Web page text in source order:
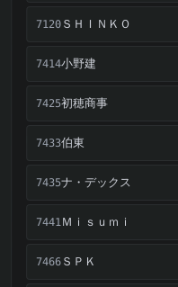
7120 ＳＨＩＮＫＯ
7414小野建
7425初穂商事
7433伯東
7435ナ・デックス
7441Ｍｉｓｕｍｉ
7466 ＳＰＫ